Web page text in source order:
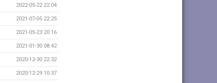
2022-05-22 22:04
2021-07-05 22:25
2021-05-23 20:16
2021-01-30 08:42
2020-12-30 22:32
2020-12-29 10:37